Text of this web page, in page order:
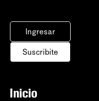
Ingresar
Suscribite
Inicio